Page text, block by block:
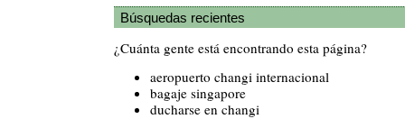
Búsquedas recientes
¿Cuánta gente está encontrando esta página?
aeropuerto changi internacional
bagaje singapore
ducharse en changi